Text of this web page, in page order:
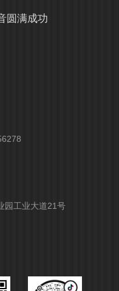
圆满成功
园工业大道21号